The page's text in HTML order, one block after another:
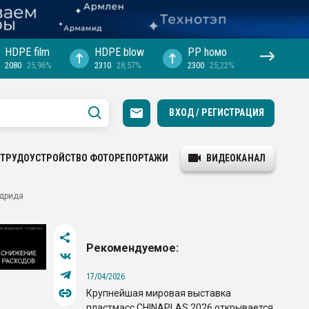
HDPE film
2080 25,96%
HDPE blow
2310 28,57%
PP hомо
2300 25,22%
ВХОД / РЕГИСТРАЦИЯ
ТРУДОУСТРОЙСТВО ФОТОРЕПОРТАЖИ ВИДЕОКАНАЛ
Рекомендуемое:
17/04/2026
Крупнейшая мировая выставка